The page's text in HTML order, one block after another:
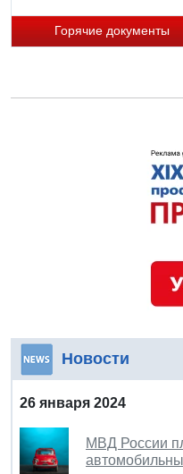
Горячие документы
Новости
26 января 2024
МВД России